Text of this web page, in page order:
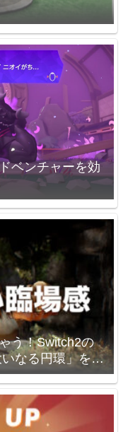
ベンチャーを効
う！Switch2の
いなる円環」を買